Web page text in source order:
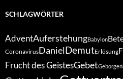
SCHLAGWÖRTER
AdventAuferstehungBabylon
CoronavirusDanielDemutErlösung
Frucht des GeistesGebet